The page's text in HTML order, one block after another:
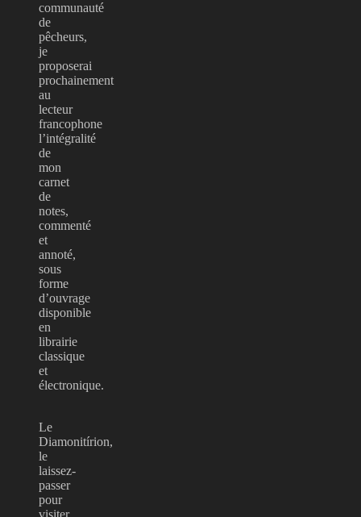
communauté
de
pêcheurs,
je
proposerai
prochainement
au
lecteur
francophone
l’intégralité
de
mon
carnet
de
notes,
commenté
et
annoté,
sous
forme
d’ouvrage
disponible
en
librairie
classique
et
électronique.
Le
Diamonitírion,
le
laissez-
passer
pour
visiter